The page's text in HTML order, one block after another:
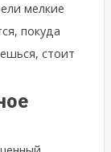
мелкие
покуда
стоит